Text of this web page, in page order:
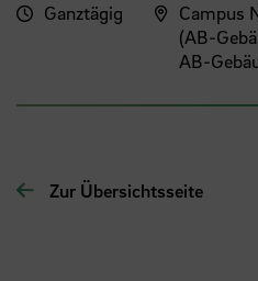
Ganztägig
Campus
(AB-
AB-
Zur Übersichtsseite